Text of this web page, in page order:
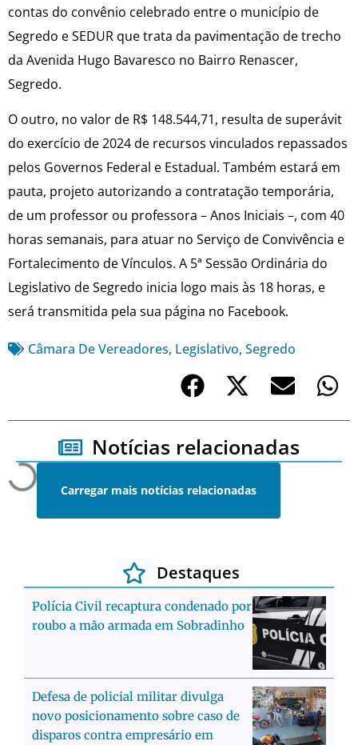
contas do convênio celebrado entre o município de
Segredo e SEDUR que trata da pavimentação de trecho
da Avenida Hugo Bavaresco no Bairro Renascer,
Segredo.
O outro, no valor de R$ 148.544,71, resulta de superávit
do exercício de 2024 de recursos vinculados repassados
pelos Governos Federal e Estadual. Também estará em
pauta, projeto autorizando a contratação temporária,
de um professor ou professora – Anos Iniciais –, com 40
horas semanais, para atuar no Serviço de Convivência e
Fortalecimento de Vínculos. A 5ª Sessão Ordinária do
Legislativo de Segredo inicia logo mais às 18 horas, e
será transmitida pela sua página no Facebook.
Câmara De Vereadores, Legislativo, Segredo
Notícias relacionadas
Carregar mais notícias relacionadas
Destaques
Polícia Civil recaptura condenado por
roubo a mão armada em Sobradinho
Defesa de policial militar divulga
novo posicionamento sobre caso de
disparos contra empresário em